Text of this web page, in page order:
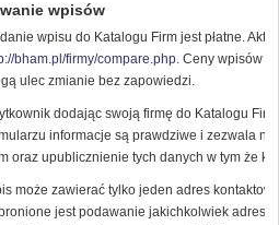
wpisów
wpisu do Katalogu Firm jest płatne.
bham.pl/firmy/compare.php. Ceny wpisów
ulec zmianie bez zapowiedzi.
dodając swoją firmę do Katalogu
informacje są prawdziwe i zezwala
oraz upublicznienie tych danych w tym że
może zawierać tylko jeden adres
jest podawanie jakichkolwiek